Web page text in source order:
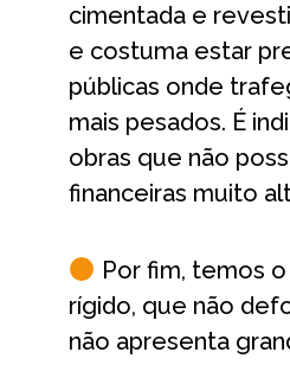
cimentada e
e costuma estar
públicas onde
mais pesados. É
obras que não
financeiras muito
Por fim, temos
rígido, que não
não apresenta